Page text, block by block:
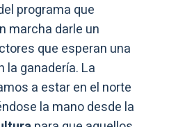
programa que
marcha darle un
que esperan una
la ganadería. La
a estar en el norte
la mano desde la